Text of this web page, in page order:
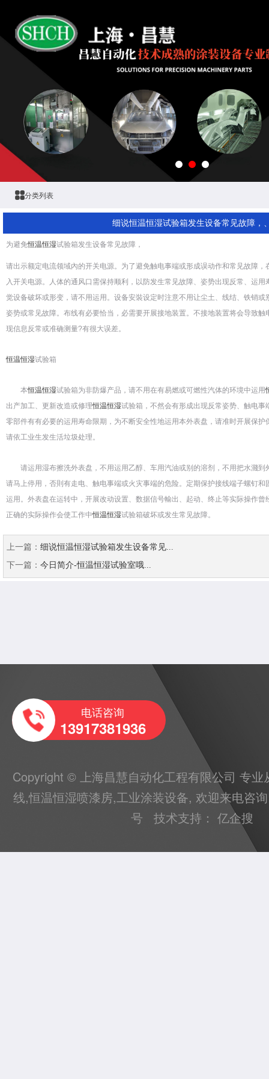
分类列表
细说恒温恒湿试验箱发生设备常见故障，
为避免恒温恒湿试验箱发生设备常见故障，
请出示额定电流领域內的开关电源。为了避免触电事端或形成误动作和常见故障
入开关电源。人体的通风口需保持顺利，以防发生常见故障、姿势出现反常、运
觉设备破坏或形变，请不用运用。设备安裝设定时注意不用让尘土、线结、铁销
姿势或常见故障。布线有必要恰当，必需要开展接地装置。不接地装置将会导致
现信息反常或准确测量?有很大误差。
恒温恒湿试验箱
本恒温恒湿试验箱为非防爆产品，请不用在有易燃或可燃性汽体的环境中运用
出产加工、更新改造或修理恒温恒湿试验箱，不然会有形成出现反常姿势、触电
零部件有有必要的运用寿命限期，为不断安全性地运用本外表盘，请准时开展保
请依工业生发生活垃圾处理。
请运用湿布擦洗外表盘，不用运用乙醇、车用汽油或别的溶剂，不用把水濺到
请马上停用，否則有走电、触电事端或火灾事端的危险。定期保护接线端子螺钉
运用。外表盘在运转中，开展改动设置、数据信号輸出、起动、终止等实际操作
正确的实际操作会使工作中恒温恒湿试验箱破坏或发生常见故障。
上一篇： 细说恒温恒湿试验箱发生设备常见...
下一篇： 今日简介-恒温恒湿试验室哦...
电话咨询
13917381936
Copyright © 上海昌慧自动化工程有限公司 专业
线,恒温恒湿喷漆房,工业涂装设备, 欢迎来电咨
号 技术支持： 亿企搜